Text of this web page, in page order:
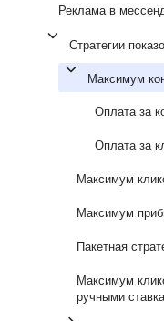
Реклама в
Стратегии
Максимум
Оплата за
Оплата за
Максимум
Максимум
Пакетная
Максимум
ручными